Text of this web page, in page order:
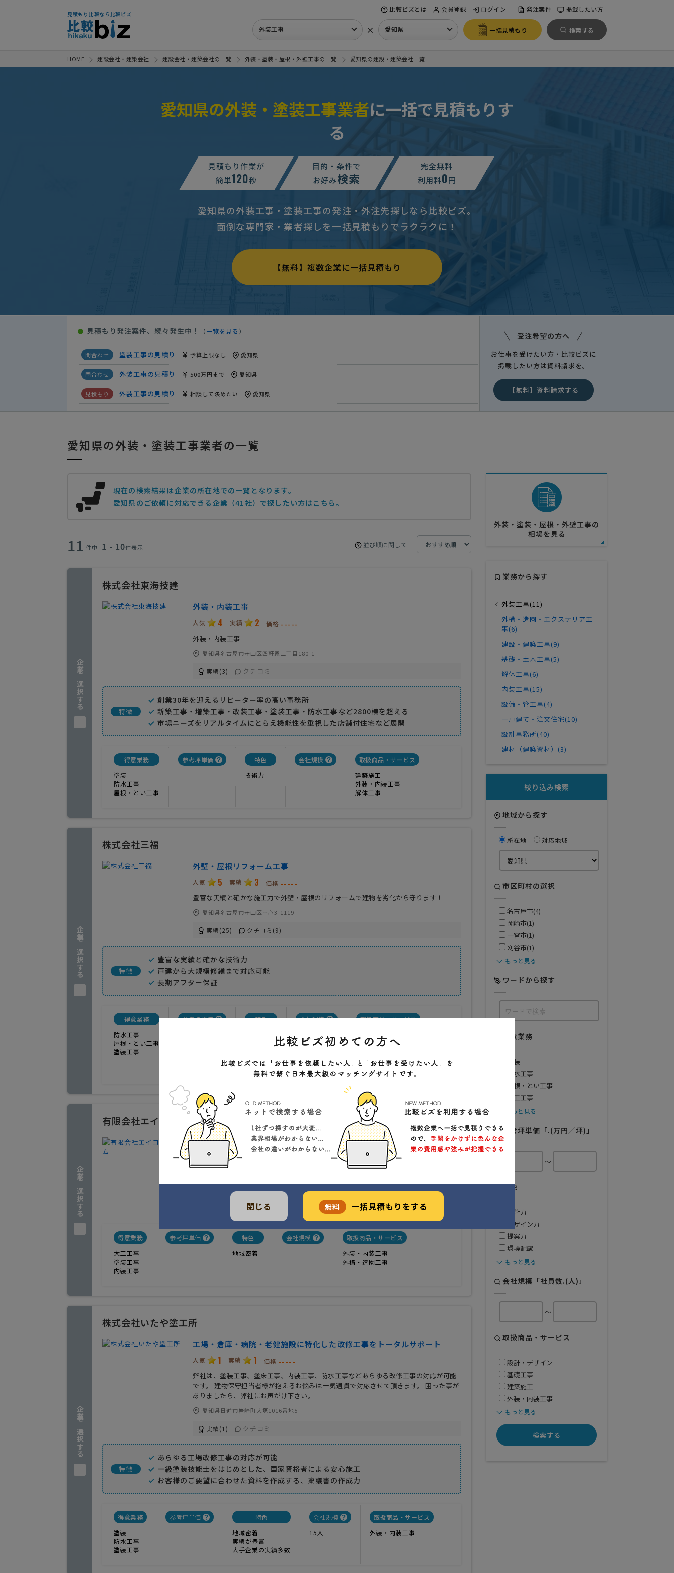
見積もり比較なら比較ビズ
比較ビズとは 会員登録 ログイン 発注案件 掲載したい方
外装工事 × 愛知県 一括見積もり 検索する
HOME 建設会社・建築会社 建設会社・建築会社の一覧 外装・塗装・屋根・外壁工事の一覧 愛知県の建設・建築会社一覧
愛知県の外装・塗装工事業者に一括で見積もりす
る
見積もり作業が
簡単120秒
目的・条件で
お好み検索
完全無料
利用料0円
愛知県の外装工事・塗装工事の発注・外注先探しなら比較ビズ。
面倒な専門家・業者探しを一括見積もりでラクラクに！
【無料】複数企業に一括見積もり
● 見積もり発注案件、続々発生中！ （一覧を見る ）
予算上限なし
500万円まで 愛知県
【一戸建て 外壁の塗装】の見積り 相談して決めたい
【木造アパートの塗装及び仮設足場業者様を募集】外装工事の見積り
【鉄骨ゲート一式の塗装】の見積り 予算上限なし 愛知県
塗装工事の見積り 予算上限なし
塗装工事の見積り 予算上限なし 愛知県
外装工事の見積り 500万円まで 愛知県
外装工事の見積り 相談して決めたい 愛知県
【一戸建て 外壁の塗装】の見積り 相談して決めたい 愛知県
受注希望の方へ
お仕事を受けたい方・比較ビズに
掲載したい方は資料請求を。
【無料】資料請求する
愛知県の外装・塗装工事業者の一覧
現在の検索結果は企業の所在地での一覧となります。
愛知県のご依頼に対応できる企業（41社）で探したい方はこちら。
11 件中 1 - 10件表示 並び順に関して
企業を選択する
株式会社東海技建
外装・内装工事
人気 4 実績 2 価格 -----
外装・内装工事
愛知県名古屋市守山区四軒家二丁目180-1
実績(3) クチコミ
特徴
創業30年を迎えるリピーター率の高い事務所
新築工事・増築工事・改装工事・塗装工事・防水工事など2800棟を超える
市場ニーズをリアルタイムにとらえ機能性を重視した店舗付住宅など展開
得意業務
塗装
防水工事
屋根・とい工事
参考坪単価
特色
技術力
会社規模
取扱商品・サービス
建築施工
外装・内装工事
解体工事
企業を選択する
株式会社三福
外壁・屋根リフォーム工事
人気 5 実績 3 価格 -----
豊富な実績と確かな施工力で外壁・屋根のリフォームで建物を劣化から守ります！
愛知県名古屋市守山区幸心3-1119
実績(25) クチコミ(9)
特徴
豊富な実績と確かな技術力
戸建から大規模修繕まで対応可能
長期アフター保証
得意業務
防水工事
屋根・とい工事
塗装工事
参考坪単価
特色
会社規模
取扱商品・サービス
建築施工
外装・内装工事
外構・造園工事
解体工事
企業を選択する
有限会社エイコウホーム
外装工事
実績
クチコミ
得意業務
大工工事
塗装工事
内装工事
参考坪単価
特色
地域密着
会社規模
取扱商品・サービス
外装・内装工事
外構・造園工事
企業を選択する
株式会社いたや塗工所
工場・倉庫・病院・老健施設に特化した改修工事をトータルサポート
人気 1 実績 1 価格 -----
弊社は、塗装工事、塗床工事、内装工事、防水工事などあらゆる改修工事の対応が可能
です。 建物保守担当者様が抱えるお悩みは一気通貫で対応させて頂きます。 困った事が
ありましたら、弊社にお声がけ下さい。
愛知県日進市岩崎町大塚1016番地5
実績(1) クチコミ
特徴
あらゆる工場改修工事の対応が可能
一級塗装技能士をはじめとした、国家資格者による安心施工
お客様のご要望に合わせた資料を作成する、稟議書の作成力
得意業務
塗装
防水工事
塗装工事
参考坪単価
特色
地域密着
実績が豊富
大手企業の実績多数
会社規模
15人
取扱商品・サービス
外装・内装工事
外装・塗装・屋根・外壁工事の
相場を見る
業務から探す
外装工事(11)
外構・造園・エクステリア工
事(6)
建設・建築工事(9)
基礎・土木工事(5)
解体工事(6)
内装工事(15)
設備・管工事(4)
一戸建て・注文住宅(10)
設計事務所(40)
建材（建築資材）(3)
絞り込み検索
地域から探す
所在地 対応地域
市区町村の選択
名古屋市(4)
岡崎市(1)
一宮市(1)
刈谷市(1)
もっと見る
ワードから探す
得意業務
塗装
防水工事
屋根・とい工事
大工工事
もっと見る
参考坪単価「.(万円／坪)」
～
特色
技術力
デザイン力
提案力
環境配慮
もっと見る
会社規模「社員数.(人)」
～
取扱商品・サービス
設計・デザイン
基礎工事
建築施工
外装・内装工事
もっと見る
検索する
閉じる 無料 一括見積もりをする